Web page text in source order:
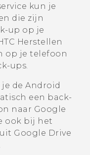
kun je
die zijn
up op je
Herstellen
op je telefoon
ups.
de Android
een back-
naar Google
ook bij het
Google Drive